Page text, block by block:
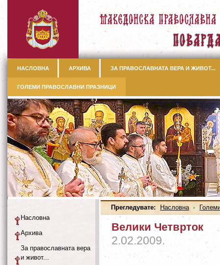
НАСЛОВНА АРХИВА ЗА ПРАВОСЛАВНАТА ВЕРА И ЖИВОТ...
ГОЛЕМИ ПРАВОСЛАВНИ ПРАЗНИЦИ
Прегледувате: Насловна
Велики Четврток
2.02.2009.
Насловна
Архива
За православната вера
и живот...